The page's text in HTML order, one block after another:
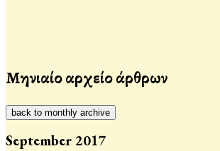
Μηνιαίο αρχείο άρθρων
back to monthly archive
September 2017